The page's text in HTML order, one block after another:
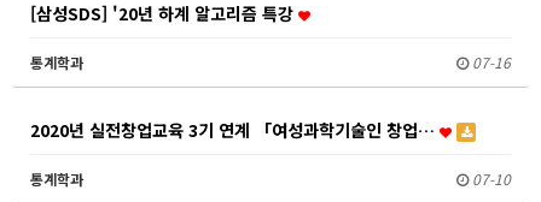
[삼성SDS] '20년 하계 알고리즘 특강
통계학과 07-16
2020년 실전창업교육 3기 연계 「여성과학기술인 창업…
통계학과 07-10